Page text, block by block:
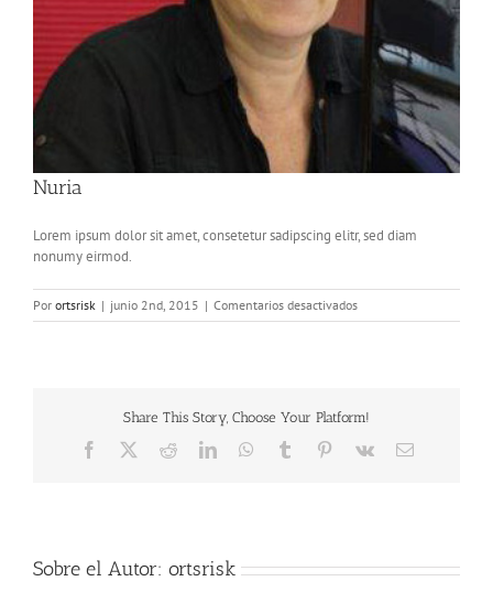
Nuria
Lorem ipsum dolor sit amet, consetetur sadipscing elitr, sed diam
nonumy eirmod.
Por ortsrisk | junio 2nd, 2015 | Comentarios desactivadosen
Nuria
Share This Story, Choose Your Platform!
Facebook RedditLinkedInWhatsApp
Tumblr Pinterest
Vk
Correo
Sobre el Autor: ortsrisk